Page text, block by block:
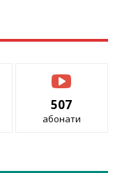
507
абонати